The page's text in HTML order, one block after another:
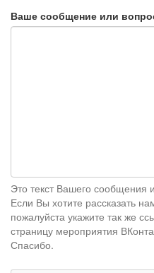
Ваше сообщение или
Это текст Вашего сообщения
Если Вы хотите рассказать
пожалуйста укажите так же
страницу мероприятия
Спасибо.